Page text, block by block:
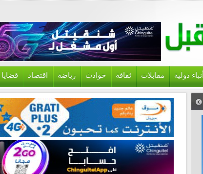
أنباء دولية مقابلات ثقافة حوادث رياضة اقتصاد قضايا